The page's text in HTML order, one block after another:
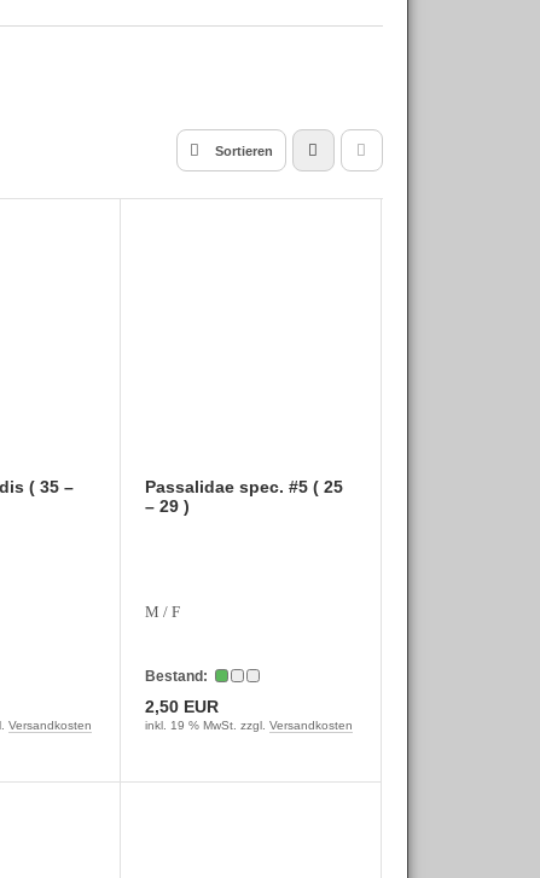
Sortieren
( 35 –
Versandkosten
Passalidae spec. #5 ( 25
– 29 )
M / F
Bestand:
2,50 EUR
inkl. 19 % MwSt. zzgl.Versandkosten